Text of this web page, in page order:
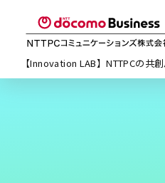
【Innovation LAB】NTTPCの共